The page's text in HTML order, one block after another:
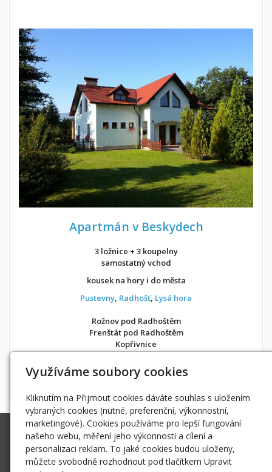
Apartmán v Beskydech
3 ložnice + 3 koupelny
samostatný vchod
kousek na hory i do města
Pustevny, Radhošť, Lysá hora
Rožnov pod Radhoštěm
Frenštát pod Radhoštěm
Kopřivnice
Možnost objednání ubytování také přesAirbnb
Ing. Radek Hoďák
Tichá 502, 742 74 Tichá
IČ: 18979661
Využíváme soubory cookies
Kliknutím na Přijmout cookies dáváte souhlas s uložením
vybraných cookies (nutné, preferenční, výkonnostní,
marketingové). Cookies používáme pro lepší fungování
našeho webu, měření jeho výkonnosti a cílení a
personalizaci reklam. To jaké cookies budou uloženy,
můžete svobodně rozhodnout pod tlačítkem Upravit